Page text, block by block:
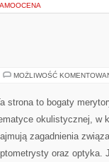
MOŻLIWOŚĆ
strona to bogaty
okulistycznej, w
zagadnienia
oraz optyka.